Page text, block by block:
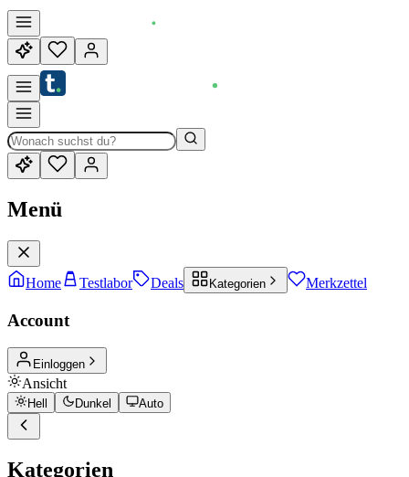
Menü
Home Testlabor Deals Kategorien Merkzettel
Account
Einloggen
Ansicht
Hell Dunkel Auto
Kategorien